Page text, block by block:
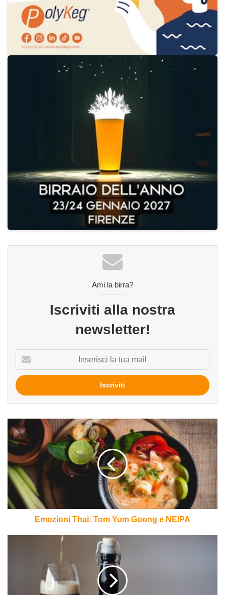
Ami la birra?
Iscriviti alla nostra
newsletter!
tua
mail
Emozioni
Thai:
Tom
Yum
Goong
e
NEIPA
Emozioni Thai: Tom Yum Goong e NEIPA